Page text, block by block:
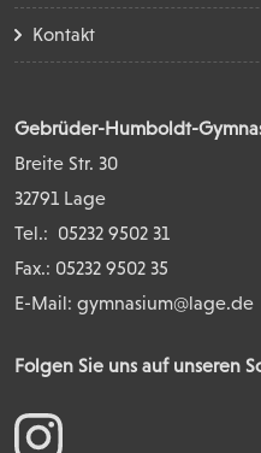
Kontakt
Gebrüder-Humboldt-
Breite Str. 30
32791 Lage
Tel.: 05232 9502 31
Fax.: 05232 9502 35
E-Mail: gymnasium@lage.de
Folgen Sie uns auf unseren